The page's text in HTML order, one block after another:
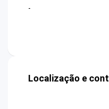
-
Localização e